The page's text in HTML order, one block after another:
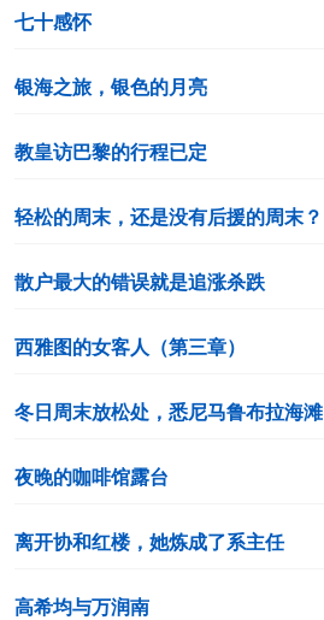
七十感怀
银海之旅，银色的月亮
教皇访巴黎的行程已定
轻松的周末，还是没有后援的周末？
散户最大的错误就是追涨杀跌
西雅图的女客人（第三章）
冬日周末放松处，悉尼马鲁布拉海滩
夜晚的咖啡馆露台
离开协和红楼，她炼成了系主任
高希均与万润南